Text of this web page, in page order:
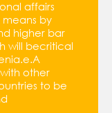
affairs
by
higher bar
will becritical
other
to be